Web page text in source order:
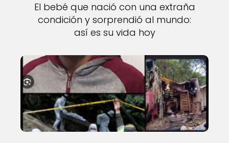
El bebé que nació con una extraña
condición y sorprendió al mundo:
así es su vida hoy